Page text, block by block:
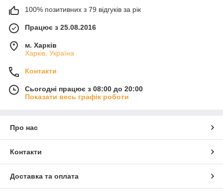
100% позитивних з 79 відгуків за рік
Працює з 25.08.2016
м. Харків
Харків, Україна
Контакти
Сьогодні працює з 08:00 до 20:00
Показати весь графік роботи
Про нас
Контакти
Доставка та оплата